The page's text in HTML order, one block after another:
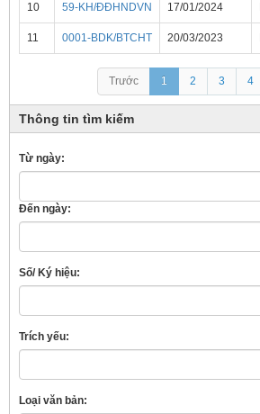
10 59-KH/ĐĐHNDVN 17/01/2024
11 0001-BDK/BTCHT 20/03/2023
Trước 1 2 3 4
Thông tin tìm kiếm
Từ ngày:
Đến ngày:
Số/ Ký hiệu:
Trích yếu:
Loại văn bản: